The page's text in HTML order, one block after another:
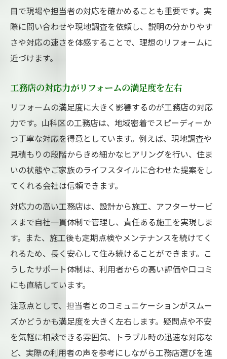
目で現場や担当者の対応を確かめることも重要です。実
際に問い合わせや現地調査を依頼し、説明の分かりやす
さや対応の速さを体感することで、理想のリフォームに
近づけます。
工務店の対応力がリフォームの満足度を左右
リフォームの満足度に大きく影響するのが工務店の対応
力です。山科区の工務店は、地域密着でスピーディーか
つ丁寧な対応を得意としています。例えば、現地調査や
見積もりの段階からきめ細かなヒアリングを行い、住ま
いの状態やご家族のライフスタイルに合わせた提案をし
てくれる会社は信頼できます。
対応力の高い工務店は、設計から施工、アフターサービ
スまで自社一貫体制で管理し、責任ある施工を実現しま
す。また、施工後も定期点検やメンテナンスを続けてく
れるため、長く安心して住み続けることができます。こ
うしたサポート体制は、利用者からの高い評価や口コミ
にも直結しています。
注意点として、担当者とのコミュニケーションがスムー
ズかどうかも満足度を大きく左右します。疑問点や不安
を気軽に相談できる雰囲気、トラブル時の迅速な対応な
ど、実際の利用者の声を参考にしながら工務店選びを進